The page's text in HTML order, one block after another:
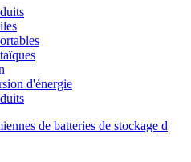
d'énergie
de batteries de stockage d